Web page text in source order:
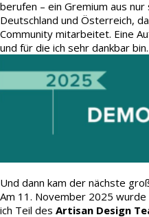
berufen – ein Gremium aus
Deutschland und Österreich,
Community mitarbeitet. Eine
und für die ich sehr dankbar bin.
Und dann kam der nächste
Am 11. November 2025
ich Teil des Artisan Design